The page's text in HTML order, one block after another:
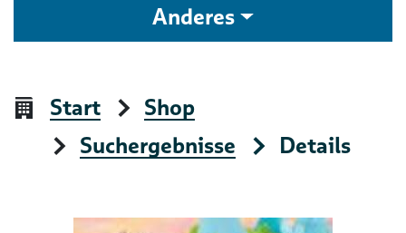
Anderes
Start
Shop
Suchergebnisse
Details